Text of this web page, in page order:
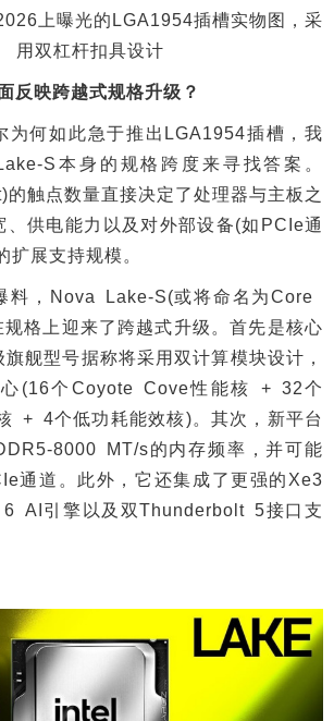
上曝光的LGA1954插槽实物图，采
用双杠杆扣具设计
映跨越式规格升级？
何如此急于推出LGA1954插槽，我
S本身的规格跨度来寻找答案。
触点数量直接决定了处理器与主板之
、供电能力以及对外部设备(如PCIe通
扩展支持规模。
，Nova Lake-S(或将命名为Core
格上迎来了跨越式升级。首先是核心
舰型号据称将采用双计算模块设计，
(16个Coyote Cove性能核 + 32个
+ 4个低功耗能效核)。其次，新平台
8000 MT/s的内存频率，并可能
通道。此外，它还集成了更强的Xe3
AI引擎以及双Thunderbolt 5接口支